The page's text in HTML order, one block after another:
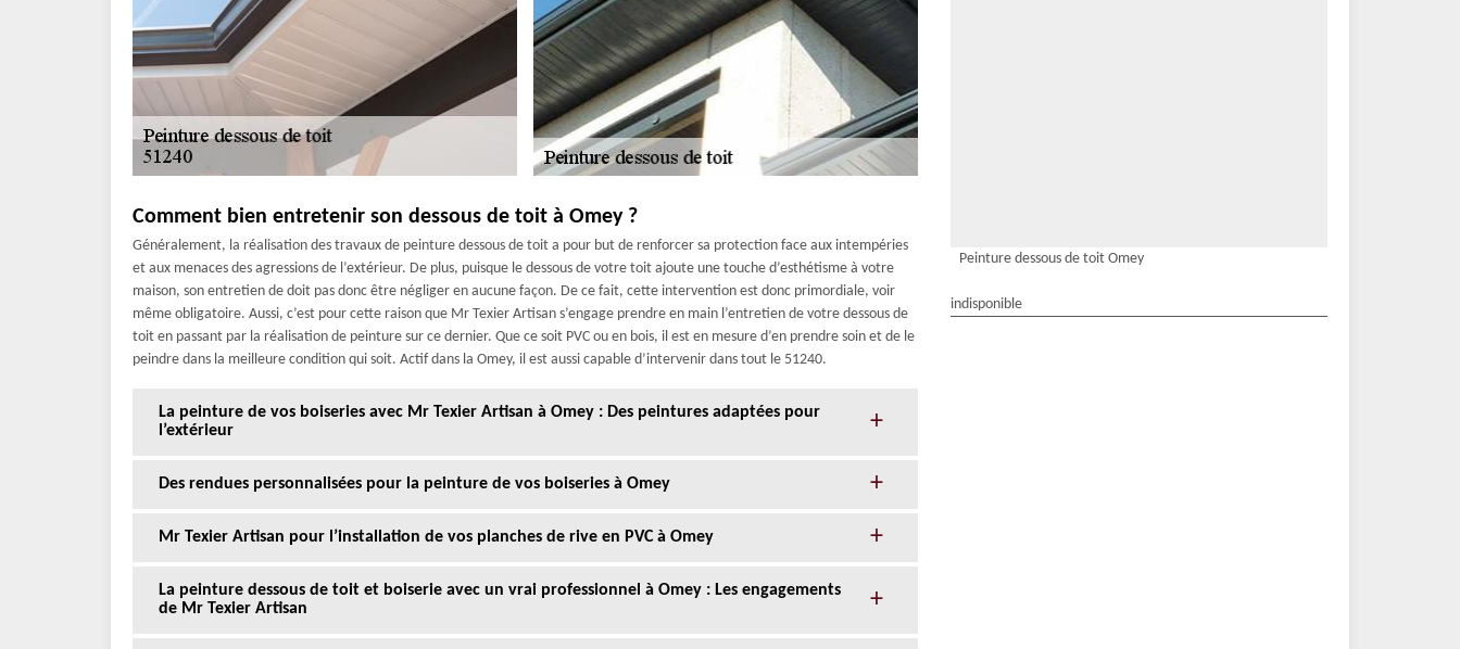
Comment bien entretenir son dessous de toit à Omey ?
Généralement, la réalisation des travaux de peinture dessous de toit a pour but de renforcer sa protection face aux intempéries
et aux menaces des agressions de l’extérieur. De plus, puisque le dessous de votre toit ajoute une touche d’esthétisme à votre
maison, son entretien de doit pas donc être négliger en aucune façon. De ce fait, cette intervention est donc primordiale, voir
même obligatoire. Aussi, c’est pour cette raison que Mr Texier Artisan s’engage prendre en main l’entretien de votre dessous de
toit en passant par la réalisation de peinture sur ce dernier. Que ce soit PVC ou en bois, il est en mesure d’en prendre soin et de le
peindre dans la meilleure condition qui soit. Actif dans la Omey, il est aussi capable d’intervenir dans tout le 51240.
La peinture de vos boiseries avec Mr Texier Artisan à Omey : Des peintures adaptées pour
l’extérieur
Des rendues personnalisées pour la peinture de vos boiseries à Omey
Mr Texier Artisan pour l’installation de vos planches de rive en PVC à Omey
La peinture dessous de toit et boiserie avec un vrai professionnel à Omey : Les engagements
de Mr Texier Artisan
Peinture dessous de toit Omey
indisponible